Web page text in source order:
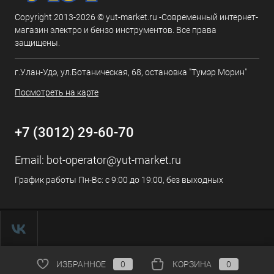
Copyright 2013-2026 © yut-market.ru -Современный интернет-
магазин электро и бензо инструментов. Все права
защищены.
г.Улан-Удэ, ул.Ботаническая, 68, остановка "Тумэр Морин"
Посмотреть на карте
+7 (3012) 29-60-70
Email: bot-operator@yut-market.ru
График работы Пн-Вс: с 9:00 до 19:00, без выходных
ИЗБРАННОЕ 0 КОРЗИНА 0